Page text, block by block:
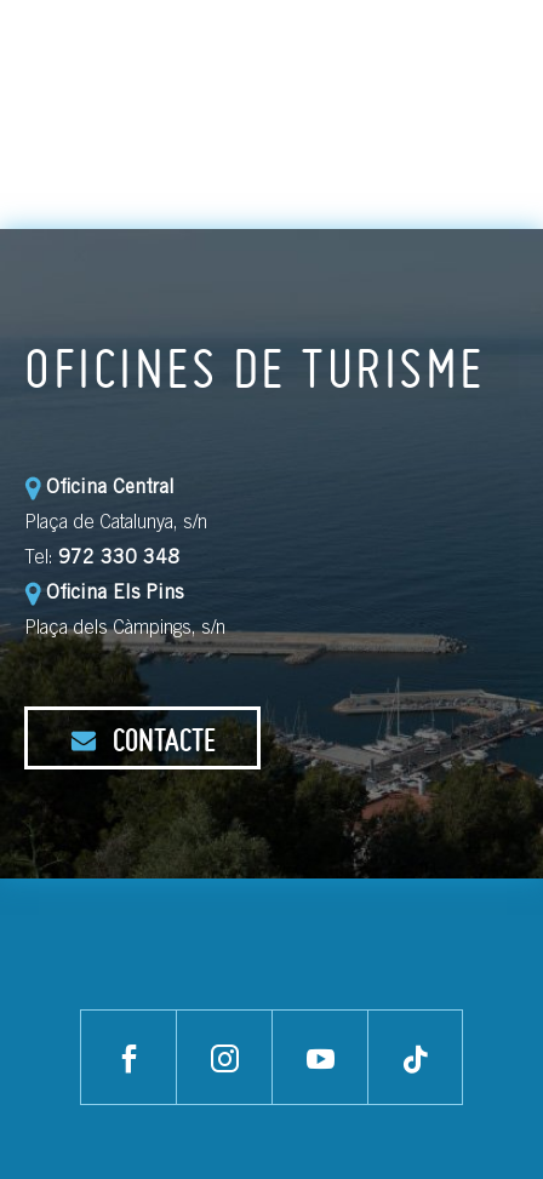
OFICINES DE TURISME
Oficina Central
Plaça de Catalunya, s/n
Tel: 972 330 348
Oficina Els Pins
Plaça dels Càmpings, s/n
CONTACTE